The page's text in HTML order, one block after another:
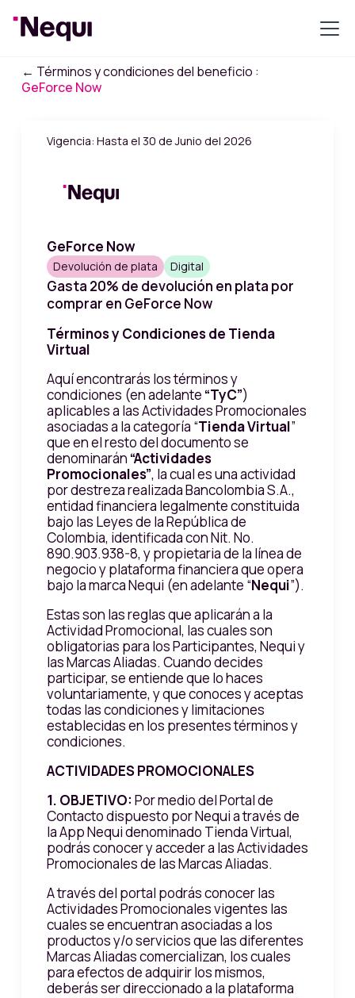
← Términos y condiciones del beneficio :
GeForce Now
Vigencia: Hasta el 30 de Junio del 2026
GeForce Now
Devolución de plata Digital
Gasta 20% de devolución en plata por
comprar en GeForce Now
Términos y Condiciones de Tienda
Virtual
Aquí encontrarás los términos y
condiciones (en adelante “TyC”)
aplicables a las Actividades Promocionales
asociadas a la categoría “Tienda Virtual”
que en el resto del documento se
denominarán “Actividades
Promocionales”, la cual es una actividad
por destreza realizada Bancolombia S.A.,
entidad financiera legalmente constituida
bajo las Leyes de la República de
Colombia, identificada con Nit. No.
890.903.938-8, y propietaria de la línea de
negocio y plataforma financiera que opera
bajo la marca Nequi (en adelante “Nequi”).
Estas son las reglas que aplicarán a la
Actividad Promocional, las cuales son
obligatorias para los Participantes, Nequi y
las Marcas Aliadas. Cuando decides
participar, se entiende que lo haces
voluntariamente, y que conoces y aceptas
todas las condiciones y limitaciones
establecidas en los presentes términos y
condiciones.
ACTIVIDADES PROMOCIONALES
1. OBJETIVO: Por medio del Portal de
Contacto dispuesto por Nequi a través de
la App Nequi denominado Tienda Virtual,
podrás conocer y acceder a las Actividades
Promocionales de las Marcas Aliadas.
A través del portal podrás conocer las
Actividades Promocionales vigentes las
cuales se encuentran asociadas a los
productos y/o servicios que las diferentes
Marcas Aliadas comercializan, los cuales
para efectos de adquirir los mismos,
deberás ser direccionado a la plataforma